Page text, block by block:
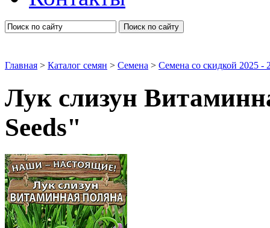
Поиск по сайту
Главная > Каталог семян > Семена > Семена со скидкой 2025 -
Лук слизун
Seeds"
Семена овощей